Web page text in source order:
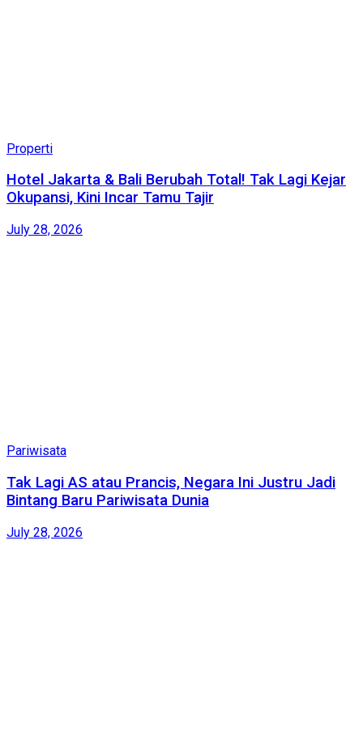
Properti
Hotel Jakarta & Bali Berubah Total! Tak Lagi Kejar
Okupansi, Kini Incar Tamu Tajir
July 28, 2026
Pariwisata
Tak Lagi AS atau Prancis, Negara Ini Justru Jadi
Bintang Baru Pariwisata Dunia
July 28, 2026